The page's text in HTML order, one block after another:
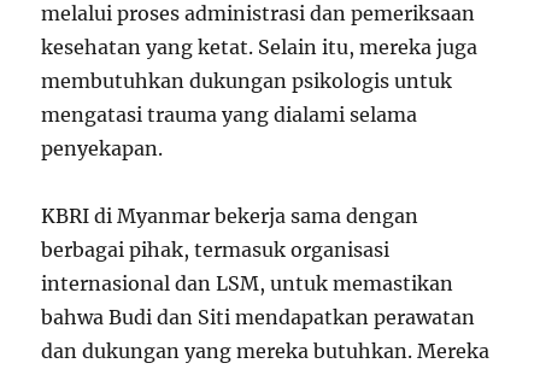
melalui proses administrasi dan pemeriksaan
kesehatan yang ketat. Selain itu, mereka juga
membutuhkan dukungan psikologis untuk
mengatasi trauma yang dialami selama
penyekapan.
KBRI di Myanmar bekerja sama dengan
berbagai pihak, termasuk organisasi
internasional dan LSM, untuk memastikan
bahwa Budi dan Siti mendapatkan perawatan
dan dukungan yang mereka butuhkan. Mereka